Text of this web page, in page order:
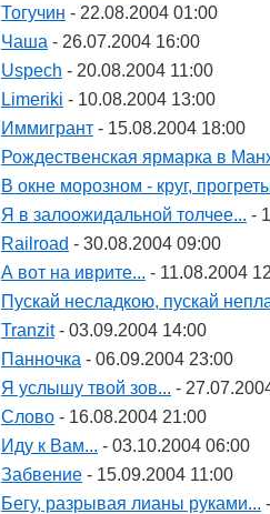
Тогучин - 22.08.2004 01:00
Чаша - 26.07.2004 16:00
Uspech - 20.08.2004 11:00
Limeriki - 10.08.2004 13:00
Иммигрант - 15.08.2004 18:00
Рождественская ярмарка в
В окне морозном - круг,
Я в залоожидальной толчее... -
Railroad - 30.08.2004 09:00
А вот на иврите... - 11.08.2004
Пускай несладкою, пускай
Tranzit- 03.09.2004 14:00
Панночка - 06.09.2004 23:00
Я услышу твой зов... -
Слово - 16.08.2004 21:00
Иду к Вам... - 03.10.2004 06:00
Забвение - 15.09.2004 11:00
Бегу, разрывая лианы руками...